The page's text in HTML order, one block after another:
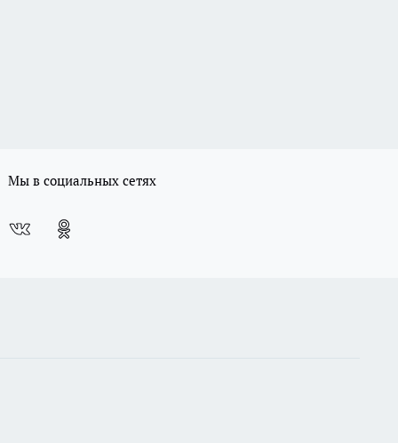
Мы в социальных сетях